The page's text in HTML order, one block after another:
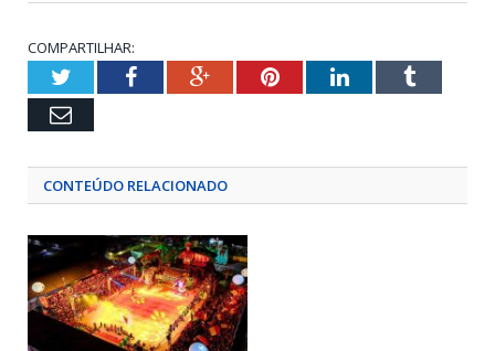
COMPARTILHAR:
TwitterFacebookGoogle+PinterestLinkedInTumblr
Email
CONTEÚDO RELACIONADO